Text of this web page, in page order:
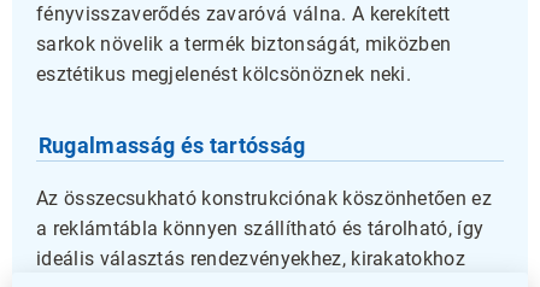
fényvisszaverődés zavaróvá válna. A kerekített
sarkok növelik a termék biztonságát, miközben
esztétikus megjelenést kölcsönöznek neki.
Rugalmasság és tartósság
Az összecsukható konstrukciónak köszönhetően ez
a reklámtábla könnyen szállítható és tárolható, így
ideális választás rendezvényekhez, kirakatokhoz